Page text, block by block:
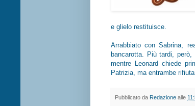
e glielo restituisce.
Arrabbiato con Sabrina,
bancarotta. Più tardi,
mentre Leonard chiede
Patrizia, ma entrambe
Pubblicato da Redazione alle